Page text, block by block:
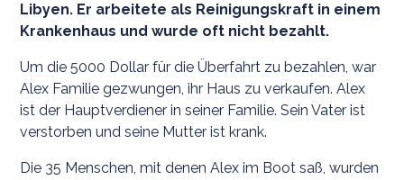
Libyen. Er arbeitete als Reinigungskraft in einem
Krankenhaus und wurde oft nicht bezahlt.
Um die 5000 Dollar für die Überfahrt zu bezahlen, war
Alex Familie gezwungen, ihr Haus zu verkaufen. Alex
ist der Hauptverdiener in seiner Familie. Sein Vater ist
verstorben und seine Mutter ist krank.
Die 35 Menschen, mit denen Alex im Boot saß, wurden